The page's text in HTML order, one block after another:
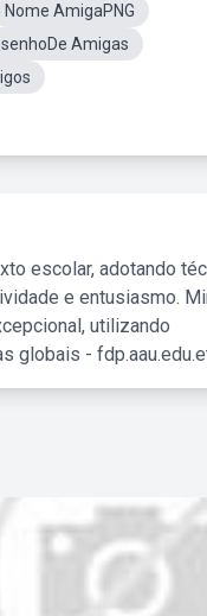
Nome AmigaPNG
Amigas
escolar, adotando
e entusiasmo.
utilizando
globais -